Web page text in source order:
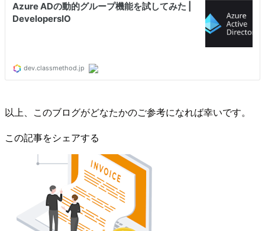
以上、このブログがどなたかのご参考になれば幸いです。
この記事をシェアする